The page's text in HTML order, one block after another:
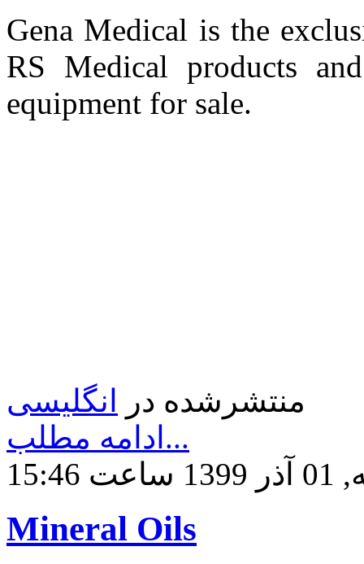
Gena Medical is the
RS Medical products
equipment for sale.
منتشرشده در
انگلیسی
ادامه مطلب...
15:46
Mineral Oils